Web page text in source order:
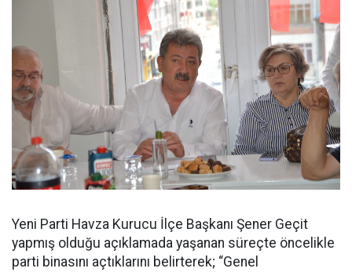
Yeni Parti Havza Kurucu İlçe Başkanı Şener Geçit
yapmış olduğu açıklamada yaşanan süreçte öncelikle
parti binasını açtıklarını belirterek; “Genel